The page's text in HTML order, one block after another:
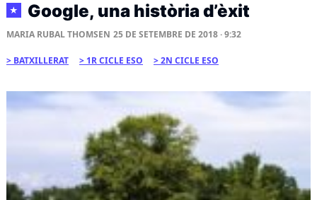
★ Google, una història d’èxit
MARIA RUBAL THOMSEN 25 DE SETEMBRE DE 2018 · 9:32
BATXILLERAT 1R CICLE ESO 2N CICLE ESO